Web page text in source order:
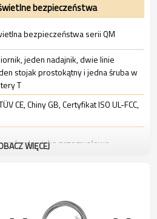
bezpieczeństwa
bezpieczeństwa serii QM
jeden nadajnik, dwie linie
stojak prostokątny i jedna śruba w
T
CE, Chiny GB, Certyfikat ISO UL-FCC,
środowisko przemysłowe
WIĘCEJ